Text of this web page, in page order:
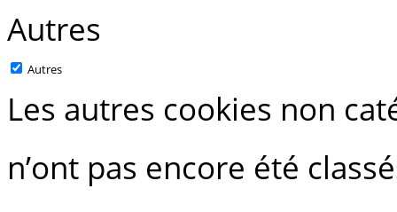
Autres
Autres
Les autres cookies non
n’ont pas encore été